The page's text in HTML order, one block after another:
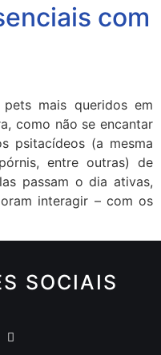
com
mais queridos em
como não se encantar
psitacídeos (a mesma
entre outras) de
passam o dia ativas,
interagir – com os
SOCIAIS